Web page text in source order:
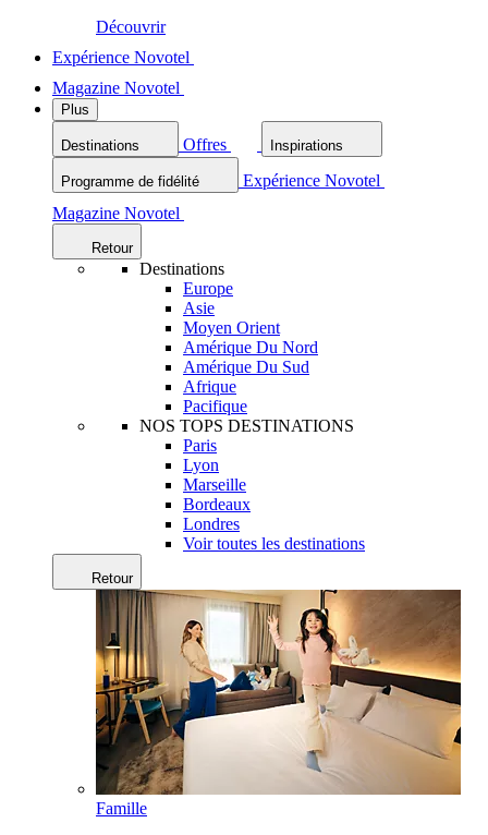
Découvrir
Expérience Novotel
Magazine Novotel
Plus
Destinations Offres Inspirations
Programme de fidélité
Expérience Novotel
Magazine Novotel
Retour
Destinations
Europe
Asie
Moyen Orient
Amérique Du Nord
Amérique Du Sud
Afrique
Pacifique
NOS TOPS DESTINATIONS
Paris
Lyon
Marseille
Bordeaux
Londres
Voir toutes les destinations
Retour
Famille